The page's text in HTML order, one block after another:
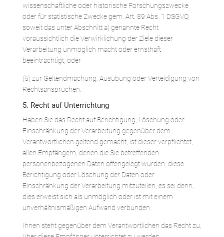
wissenschaftliche oder historische Forschungszwecke
oder für statistische Zwecke gem. Art. 89 Abs. 1 DSGVO,
soweit das unter Abschnitt a) genannte Recht
voraussichtlich die Verwirklichung der Ziele dieser
Verarbeitung unmöglich macht oder ernsthaft
beeinträchtigt, oder
(5) zur Geltendmachung, Ausübung oder Verteidigung von
Rechtsansprüchen.
5. Recht auf Unterrichtung
Haben Sie das Recht auf Berichtigung, Löschung oder
Einschränkung der Verarbeitung gegenüber dem
Verantwortlichen geltend gemacht, ist dieser verpflichtet,
allen Empfängern, denen die Sie betreffenden
personenbezogenen Daten offengelegt wurden, diese
Berichtigung oder Löschung der Daten oder
Einschränkung der Verarbeitung mitzuteilen, es sei denn,
dies erweist sich als unmöglich oder ist mit einem
unverhältnismäßigen Aufwand verbunden.
Ihnen steht gegenüber dem Verantwortlichen das Recht zu,